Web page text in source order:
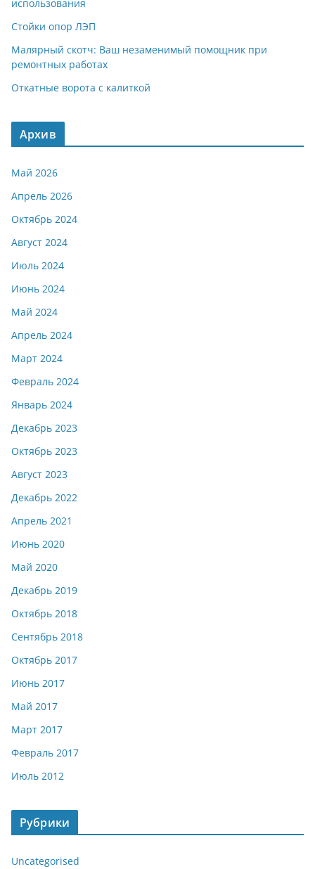
использования
Стойки опор ЛЭП
Малярный скотч: Ваш незаменимый помощник при
ремонтных работах
Откатные ворота с калиткой
Архив
Май 2026
Апрель 2026
Октябрь 2024
Август 2024
Июль 2024
Июнь 2024
Май 2024
Апрель 2024
Март 2024
Февраль 2024
Январь 2024
Декабрь 2023
Октябрь 2023
Август 2023
Декабрь 2022
Апрель 2021
Июнь 2020
Май 2020
Декабрь 2019
Октябрь 2018
Сентябрь 2018
Октябрь 2017
Июнь 2017
Май 2017
Март 2017
Февраль 2017
Июль 2012
Рубрики
Uncategorised